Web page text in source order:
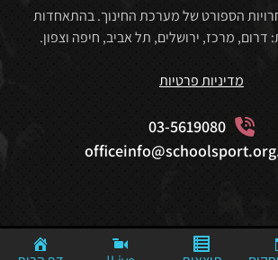
הספורט של מערכת החינוך. בהתאחדות
מדיניות פרטיות
03-5619080
Website By: Mediaconcept© Powerd By: